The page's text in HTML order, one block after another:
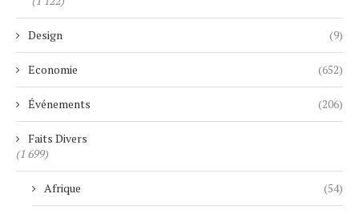
Design (9)
Economie (652)
Événements (206)
Faits Divers
(1 699)
Afrique (54)